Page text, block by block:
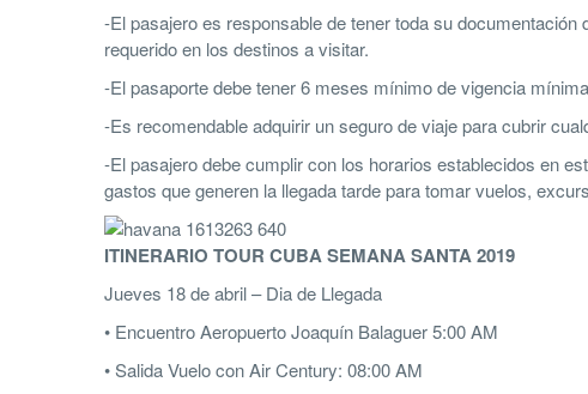
-El pasajero es responsable de tener toda su
requerido en los destinos a visitar.
-El pasaporte debe tener 6 meses mínimo de vigencia
-Es recomendable adquirir un seguro de viaje para cubrir
-El pasajero debe cumplir con los horarios establecidos en
gastos que generen la llegada tarde para tomar vuelos,
ITINERARIO TOUR CUBA SEMANA SANTA 2019
Jueves 18 de abril – Dia de Llegada
• Encuentro Aeropuerto Joaquín Balaguer 5:00 AM
• Salida Vuelo con Air Century: 08:00 AM